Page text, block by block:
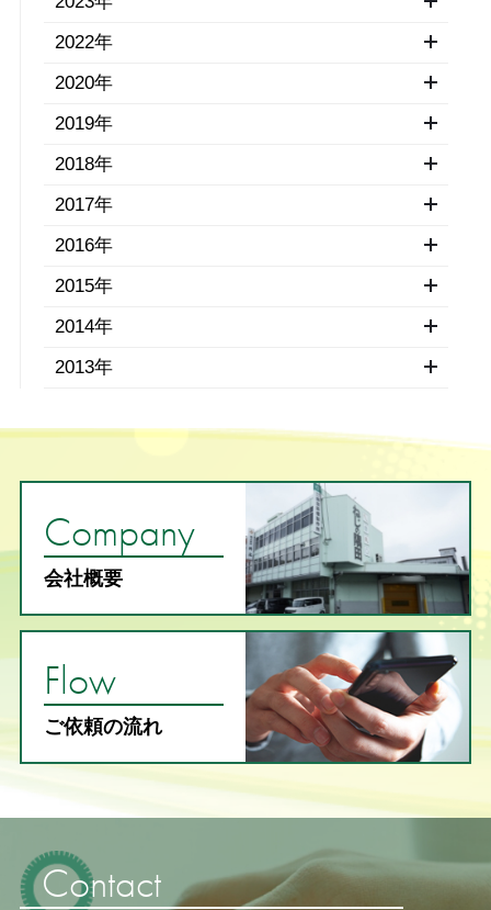
2022年
2020年
2019年
2018年
2017年
2016年
2015年
2014年
2013年
Company
会社概要
Flow
ご依頼の流れ
Contact